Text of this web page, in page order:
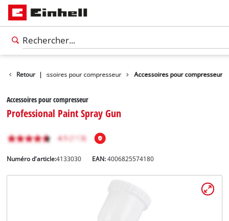
Retour |
Accessoires pour compresseur Accessoires pour compresseur
Accessoires pour compresseur
Professional Paint Spray Gun
Numéro d'article:4133030 EAN:4006825574180